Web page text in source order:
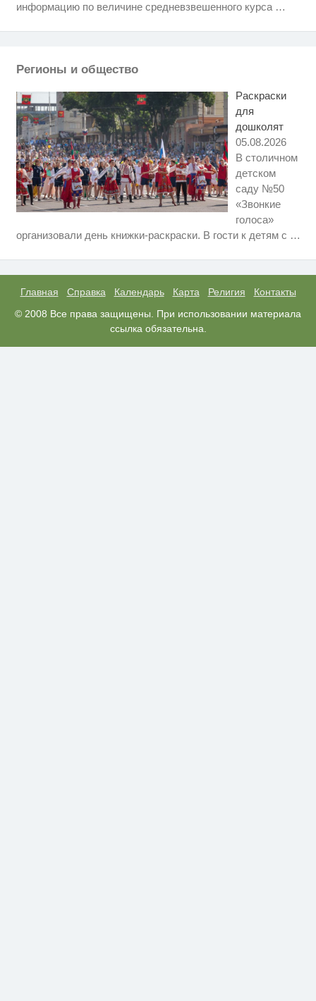
информацию по величине средневзвешенного курса …
Регионы и общество
Раскраски
для
дошколят
05.08.2026
В столичном
детском
саду №50
«Звонкие
голоса»
организовали день книжки-раскраски. В гости к детям с …
Главная Справка Календарь Карта Религия
Контакты
© 2008 Все права защищены. При использовании материала
ссылка обязательна.
когда их не видят...
Ржу не переставая, это видео
Ролик из Омска: вы будете
а смеяться вы будете долго
i
"Потеряли стыд в погоне за
"Диором": Поплавская вмазала
семейке Плющенко